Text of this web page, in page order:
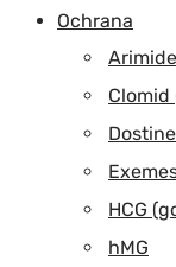
Ochrana
HCG
hMG